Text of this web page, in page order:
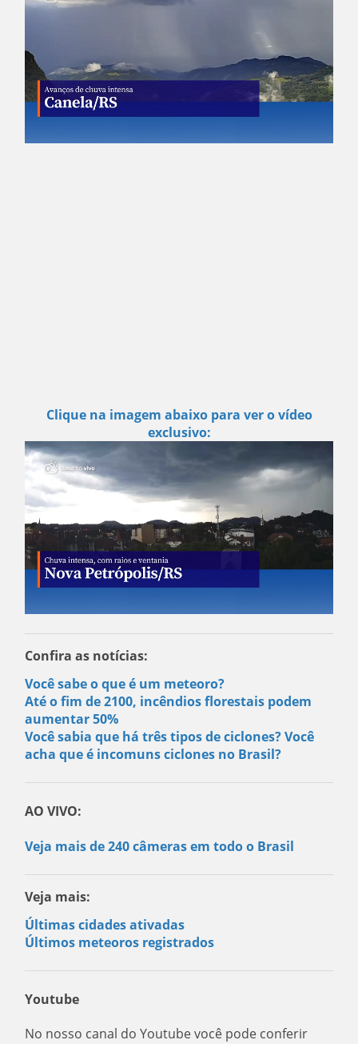
Clique na imagem abaixo para ver o vídeo
exclusivo:
Confira as notícias:
Você sabe o que é um meteoro?
Até o fim de 2100, incêndios florestais podem
aumentar 50%
Você sabia que há três tipos de ciclones? Você
acha que é incomuns ciclones no Brasil?
AO VIVO:
Veja mais de 240 câmeras em todo o Brasil
Veja mais:
Últimas cidades ativadas
Últimos meteoros registrados
Youtube
No nosso canal do Youtube você pode conferir